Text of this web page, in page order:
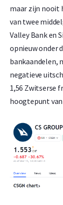
maar zijn nooit
van twee
Valley Bank en
opnieuw onder
bankaandelen,
negatieve
1,56 Zwitserse
hoogtepunt van